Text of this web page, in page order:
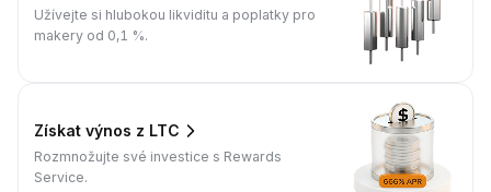
Užívejte si hlubokou likviditu a poplatky pro
makery od 0,1 %.
Získat výnos z LTC
Rozmnožujte své investice s Rewards
Service.